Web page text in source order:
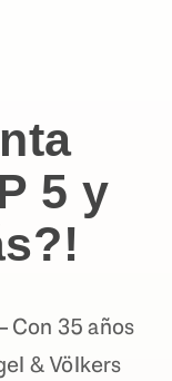
5 y
Con 35 años
& Völkers